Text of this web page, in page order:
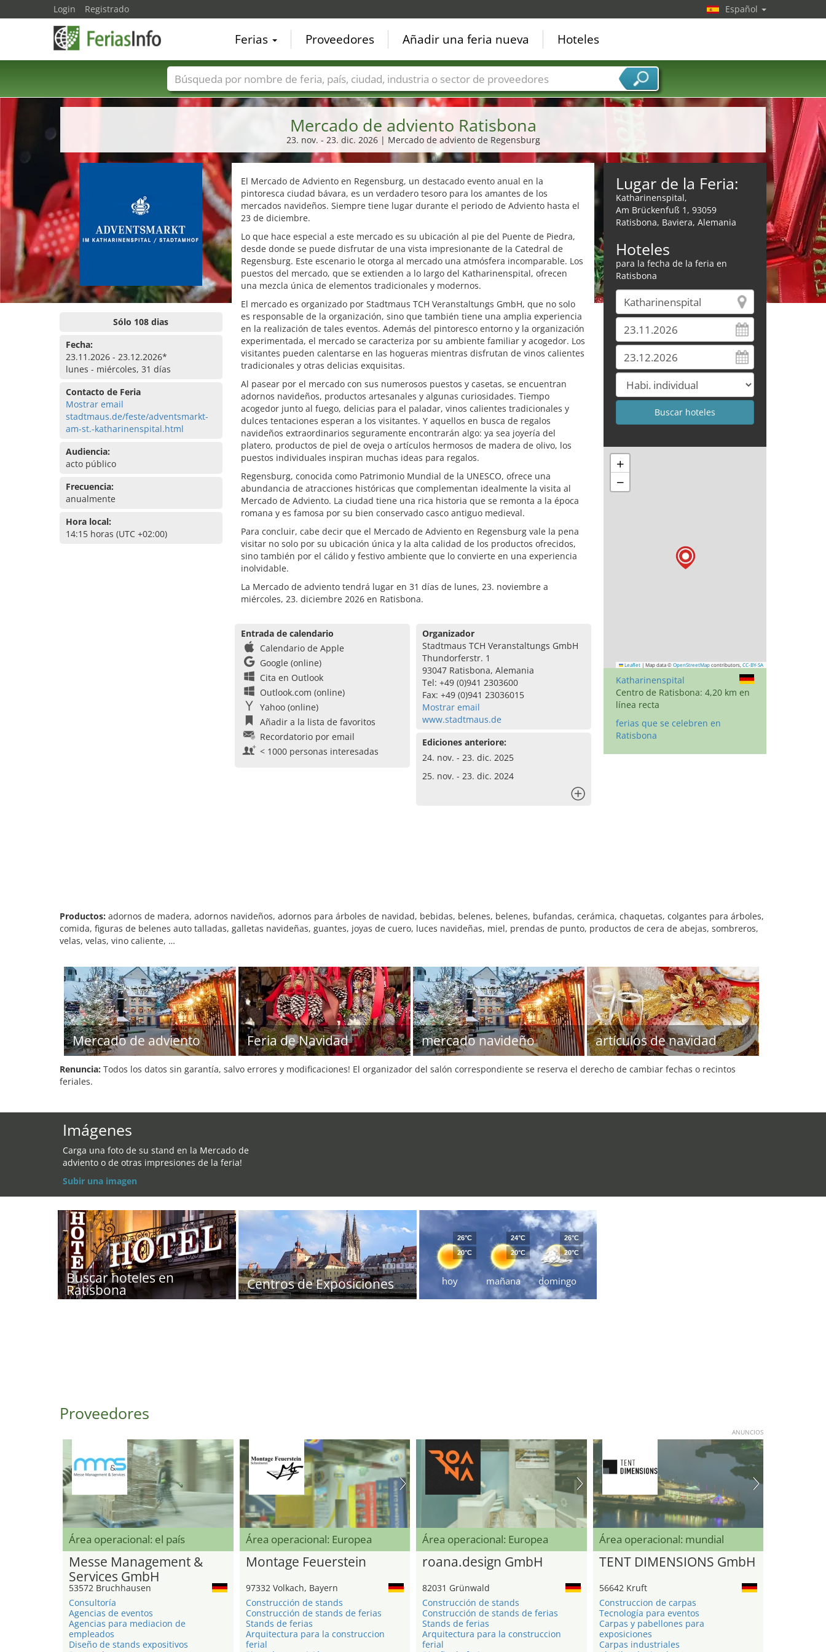
Mercado de adviento Ratisbona
23. nov. - 23. dic. 2026 | Mercado de adviento de Regensburg
Sólo 108 dias
Fecha:
23.11.2026 - 23.12.2026*
lunes - miércoles, 31 días
Contacto de Feria
Mostrar email
stadtmaus.de/feste/adventsmarkt-
am-st.-katharinenspital.html
Audiencia:
acto público
Frecuencia:
anualmente
Hora local:
14:15 horas (UTC +02:00)
El Mercado de Adviento en Regensburg, un destacado evento anual en la
pintoresca ciudad bávara, es un verdadero tesoro para los amantes de los
mercados navideños. Siempre tiene lugar durante el periodo de Adviento hasta el
23 de diciembre.
Lo que hace especial a este mercado es su ubicación al pie del Puente de Piedra,
desde donde se puede disfrutar de una vista impresionante de la Catedral de
Regensburg. Este escenario le otorga al mercado una atmósfera incomparable. Los
puestos del mercado, que se extienden a lo largo del Katharinenspital, ofrecen
una mezcla única de elementos tradicionales y modernos.
El mercado es organizado por Stadtmaus TCH Veranstaltungs GmbH, que no solo
es responsable de la organización, sino que también tiene una amplia experiencia
en la realización de tales eventos. Además del pintoresco entorno y la organización
experimentada, el mercado se caracteriza por su ambiente familiar y acogedor. Los
visitantes pueden calentarse en las hogueras mientras disfrutan de vinos calientes
tradicionales y otras delicias exquisitas.
Al pasear por el mercado con sus numerosos puestos y casetas, se encuentran
adornos navideños, productos artesanales y algunas curiosidades. Tiempo
acogedor junto al fuego, delicias para el paladar, vinos calientes tradicionales y
dulces tentaciones esperan a los visitantes. Y aquellos en busca de regalos
navideños extraordinarios seguramente encontrarán algo: ya sea joyería del
platero, productos de piel de oveja o artículos hermosos de madera de olivo, los
puestos individuales inspiran muchas ideas para regalos.
Regensburg, conocida como Patrimonio Mundial de la UNESCO, ofrece una
abundancia de atracciones históricas que complementan idealmente la visita al
Mercado de Adviento. La ciudad tiene una rica historia que se remonta a la época
romana y es famosa por su bien conservado casco antiguo medieval.
Para concluir, cabe decir que el Mercado de Adviento en Regensburg vale la pena
visitar no solo por su ubicación única y la alta calidad de los productos ofrecidos,
sino también por el cálido y festivo ambiente que lo convierte en una experiencia
inolvidable.
La Mercado de adviento tendrá lugar en 31 días de lunes, 23. noviembre a
miércoles, 23. diciembre 2026 en Ratisbona.
Entrada de calendario
Calendario de Apple
Google (online)
Cita en Outlook
Outlook.com (online)
Yahoo (online)
Añadir a la lista de favoritos
Recordatorio por email
< 1000 personas interesadas
Organizador
Stadtmaus TCH Veranstaltungs GmbH
Thundorferstr. 1
93047 Ratisbona, Alemania
Tel: +49 (0)941 2303600
Fax: +49 (0)941 23036015
Mostrar email
www.stadtmaus.de
Ediciones anteriore:
24. nov. - 23. dic. 2025
25. nov. - 23. dic. 2024
Lugar de la Feria:
Katharinenspital,
Am Brückenfuß 1, 93059
Ratisbona, Baviera, Alemania
Hoteles
para la fecha de la feria en
Ratisbona
+
−
Leaflet | Map data © OpenStreetMap contributors, CC-BY-SA
Katharinenspital
Centro de Ratisbona: 4,20 km en
línea recta
ferias que se celebren en
Ratisbona
Productos: adornos de madera, adornos navideños, adornos para árboles de navidad, bebidas, belenes, belenes, bufandas, cerámica, chaquetas, colgantes para árboles,
comida, figuras de belenes auto talladas, galletas navideñas, guantes, joyas de cuero, luces navideñas, miel, prendas de punto, productos de cera de abejas, sombreros,
velas, velas, vino caliente, …
Mercado de adviento Feria de Navidad mercado navideño artículos de navidad
Renuncia: Todos los datos sin garantía, salvo errores y modificaciones! El organizador del salón correspondiente se reserva el derecho de cambiar fechas o recintos
feriales.
Imágenes
Carga una foto de su stand en la Mercado de
adviento o de otras impresiones de la feria!
Subir una imagen
Buscar hoteles en
Ratisbona Centros de Exposiciones hoy
26°C
20°C
mañana
24°C
20°C
domingo
26°C
20°C
Proveedores
ANUNCIOS
Área operacional: el país
Messe Management &
Services GmbH
53572 Bruchhausen
Consultoría
Agencias de eventos
Agencias para mediacion de
empleados
Diseño de stands expositivos
Área operacional: Europea
Montage Feuerstein
97332 Volkach, Bayern
Construcción de stands
Construcción de stands de ferias
Stands de ferias
Arquitectura para la construccion
ferial
Área operacional: Europea
roana.design GmbH
82031 Grünwald
Construcción de stands
Construcción de stands de ferias
Stands de ferias
Arquitectura para la construccion
ferial
Área operacional: mundial
TENT DIMENSIONS GmbH
56642 Kruft
Construccion de carpas
Tecnología para eventos
Carpas y pabellones para
exposiciones
Carpas industriales
Login Registrado Español
Ferias Proveedores Añadir una feria nueva Hoteles
Nombres de ferias Países Ciudades Sectores de ferias Sectores de proveedor de servicios